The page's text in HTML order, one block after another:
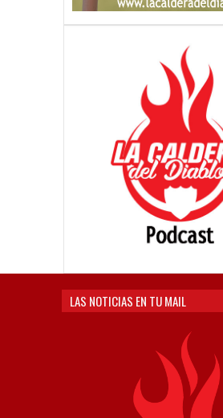
LAS NOTICIAS EN TU MAIL